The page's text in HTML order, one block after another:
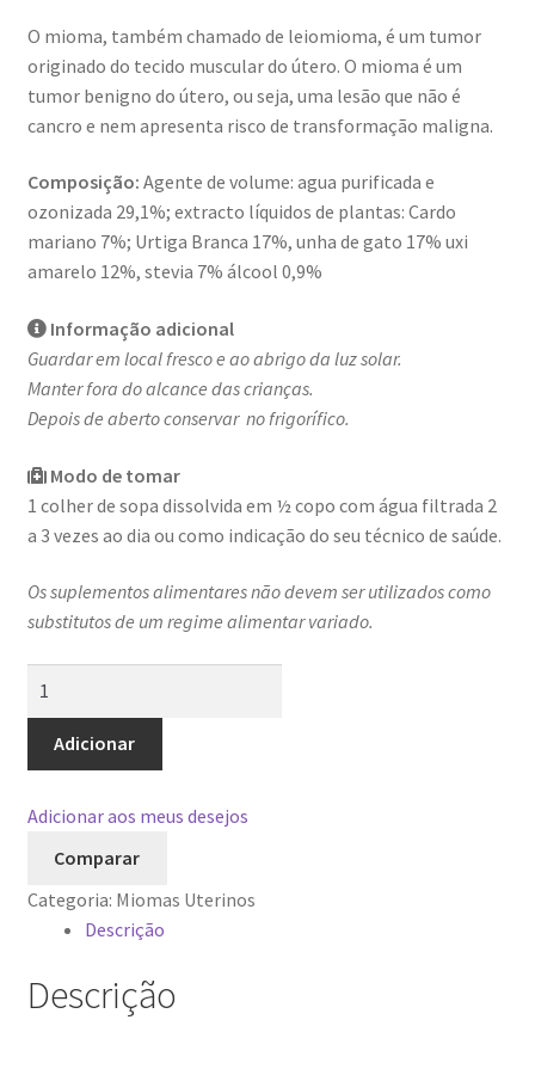
Política de privacidade
Registar-me como Profissional
Sobre
O mioma, também chamado de leiomioma, é um tumor
originado do tecido muscular do útero. O mioma é um
tumor benigno do útero, ou seja, uma lesão que não é
cancro e nem apresenta risco de transformação maligna.
Composição: Agente de volume: agua purificada e
ozonizada 29,1%; extracto líquidos de plantas: Cardo
mariano 7%; Urtiga Branca 17%, unha de gato 17% uxi
amarelo 12%, stevia 7% álcool 0,9%
Informação adicional
Guardar em local fresco e ao abrigo da luz solar.
Manter fora do alcance das crianças.
Depois de aberto conservar no frigorífico.
Modo de tomar
1 colher de sopa dissolvida em ½ copo com água filtrada 2
a 3 vezes ao dia ou como indicação do seu técnico de saúde.
Os suplementos alimentares não devem ser utilizados como
substitutos de um regime alimentar variado.
Gold
Miut
500ml
Adicionar
Adicionar aos meus desejos
Comparar
Categoria: Miomas Uterinos
Descrição
Descrição